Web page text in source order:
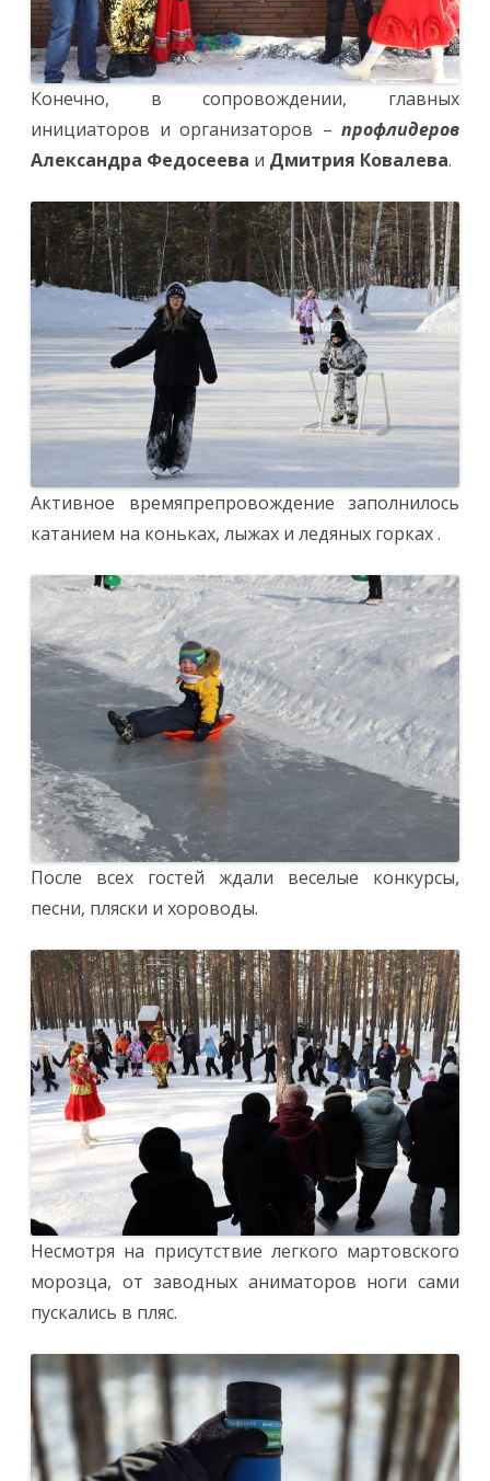
Конечно, в сопровождении, главных
инициаторов и организаторов – профлидеров
Александра Федосеева и Дмитрия Ковалева.
Активное времяпрепровождение заполнилось
катанием на коньках, лыжах и ледяных горках .
После всех гостей ждали веселые конкурсы,
песни, пляски и хороводы.
Несмотря на присутствие легкого мартовского
морозца, от заводных аниматоров ноги сами
пускались в пляс.